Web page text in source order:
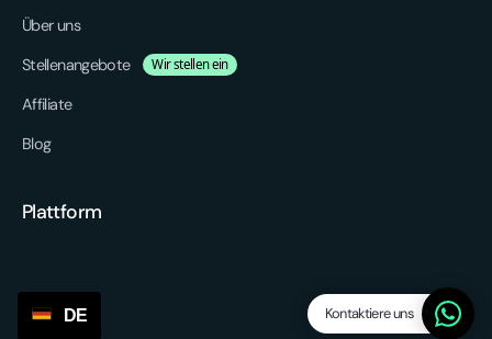
Kontaktiere uns
Über uns
Stellenangebote
Wir stellen ein
Affiliate
Blog
Plattform
Funktionen
DE